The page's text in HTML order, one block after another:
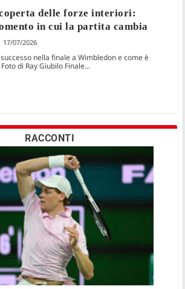
delle forze interiori:
in cui la partita cambia
17/07/2026
nella finale a Wimbledon e come è
di Ray Giubilo Finale...
RACCONTI